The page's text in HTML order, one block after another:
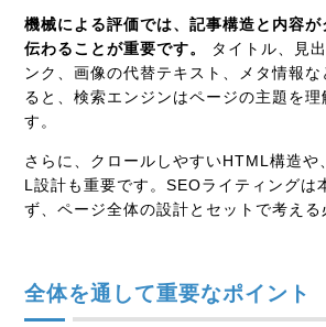
機械による評価では、記事構造と内容が
伝わることが重要です。
タイトル、見
ンク、画像の代替テキスト、メタ情報
ると、検索エンジンはページの主題を理
す。
さらに、クロールしやすいHTML構造や
L設計も重要です。SEOライティングは
ず、ページ全体の設計とセットで考える
全体を通して重要なポイント